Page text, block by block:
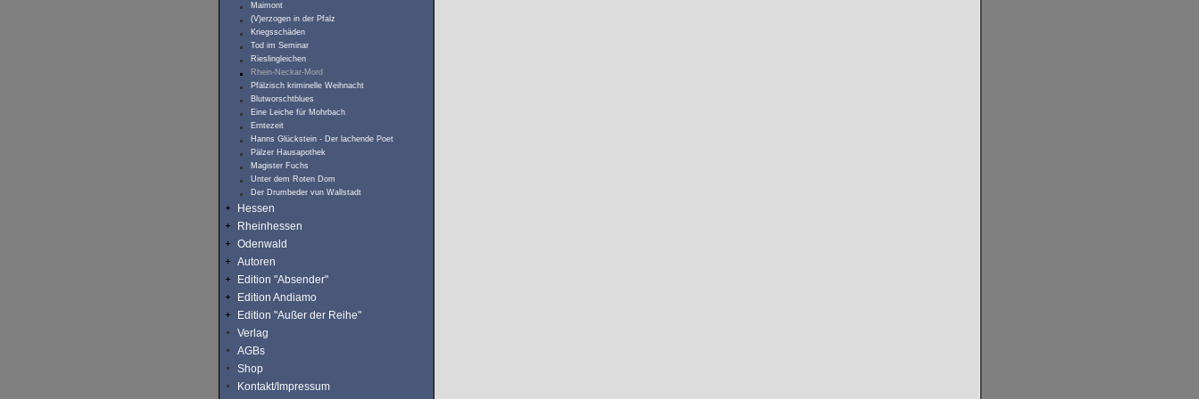
Maimont
(V)erzogen in der Pfalz
Kriegsschäden
Tod im Seminar
Rieslingleichen
Rhein-Neckar-Mord
Pfälzisch kriminelle Weihnacht
Blutworschtblues
Eine Leiche für Mohrbach
Erntezeit
Hanns Glückstein - Der lachende Poet
Pälzer Hausapothek
Magister Fuchs
Unter dem Roten Dom
Der Drumbeder vun Wallstadt
Hessen
Rheinhessen
Odenwald
Autoren
Edition "Absender"
Edition Andiamo
Edition "Außer der Reihe"
Verlag
AGBs
Shop
Kontakt/Impressum